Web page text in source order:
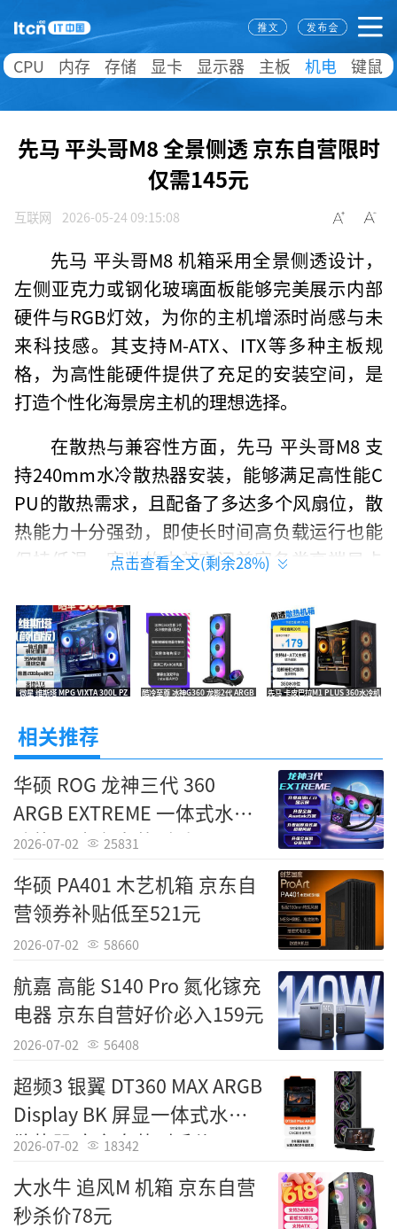
CPU 内存 存储 显卡 显示器 主板 机电 键鼠
先马 平头哥M8 全景侧透 京东自营限时
仅需145元
互联网 2026-05-24 09:15:08
先马 平头哥M8 机箱采用全景侧透设计，
左侧亚克力或钢化玻璃面板能够完美展示内部
硬件与RGB灯效，为你的主机增添时尚感与未
来科技感。其支持M-ATX、ITX等多种主板规
格，为高性能硬件提供了充足的安装空间，是
打造个性化海景房主机的理想选择。
在散热与兼容性方面，先马 平头哥M8 支
持240mm水冷散热器安装，能够满足高性能C
PU的散热需求，且配备了多达多个风扇位，散
热能力十分强劲，即使长时间高负载运行也能
保持低温。宽敞的内部空间兼容各类高端显卡
是打造高性能主机的理想选择。
外观与性价比上，先马 平头哥M8 的玻璃
侧透设计让内部硬件与RGB灯效一览无余，极
计，这款机箱在M-ATX全景侧透细分市场中极
具价格竞争力。结合145元的限时仅需价，这款
机箱是追求高颜值、高性能散热与极致性价比
的DIY玩家的福音。
先马 平头哥M8 M-ATX机箱 全景侧透 支持
240水冷 多风扇位 海景房
[经销商] 京东自营
[产品售价] 145元
点击查看全文(剩余28%)
微星 维斯塔 MPG VIXTA 300L PZ
酷冷至尊 冰神G360 龙影2代 ARGB
先马 卡皮巴拉M1 PLUS 360水冷机
相关推荐
华硕 ROG 龙神三代 360
ARGB EXTREME 一体式水冷
散热器 京东自营到手价2399
元
2026-07-02 25831
华硕 PA401 木艺机箱 京东自
营领券补贴低至521元
2026-07-02 58660
航嘉 高能 S140 Pro 氮化镓充
电器 京东自营好价必入159元
2026-07-02 56408
超频3 银翼 DT360 MAX ARGB
Display BK 屏显一体式水冷
散热器 京东自营到手价1199
元
2026-07-02 18342
大水牛 追风M 机箱 京东自营
秒杀价78元